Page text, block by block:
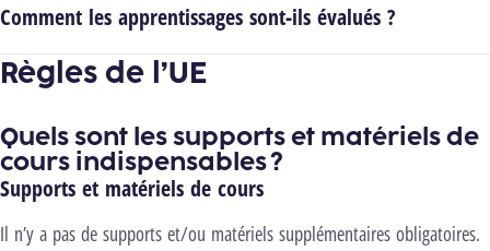
Comment les apprentissages sont-ils évalués ?
Règles de l’UE
Quels sont les supports et matériels de
cours indispensables ?
Supports et matériels de cours
Il n’y a pas de supports et/ou matériels supplémentaires obligatoires.